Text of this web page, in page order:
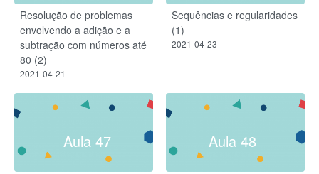
Resolução de problemas
envolvendo a adição e a
subtração com números até
80 (2)
2021-04-21
Sequências e regularidades
(1)
2021-04-23
Aula 47 Aula 48